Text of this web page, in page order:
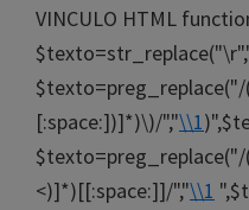
VINCULO HTML
[:space:])]*)\)/","\\1
<)]*)[[:space:]]/","\\1